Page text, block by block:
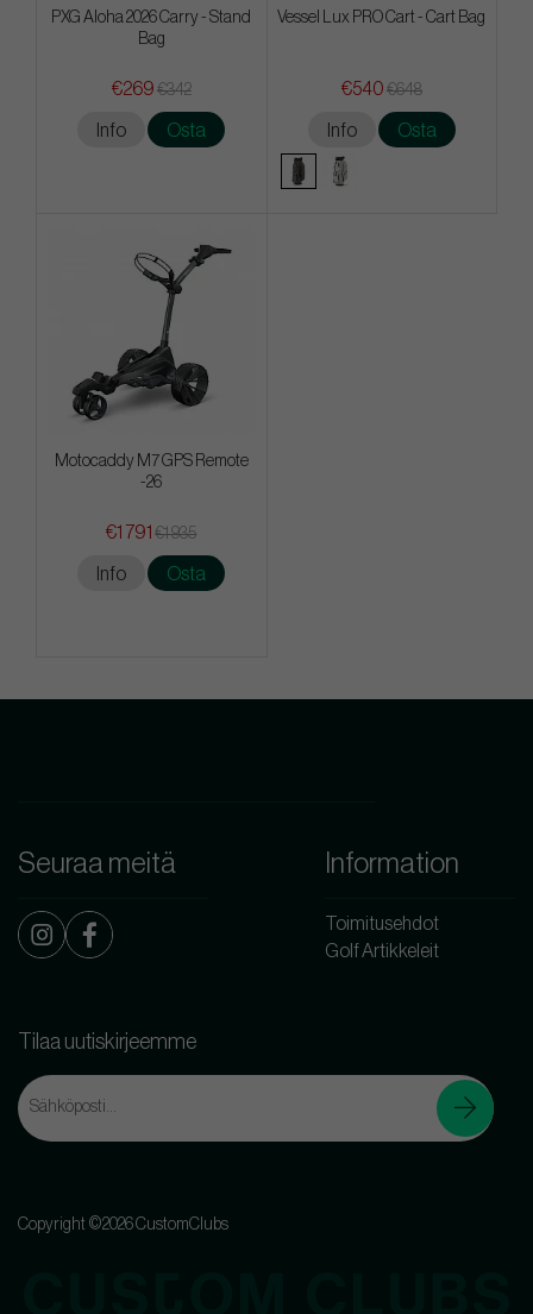
PXG Aloha 2026 Carry - Stand
Bag
€269 €342
Info Osta
Vessel Lux PRO Cart - Cart Bag
€540 €648
Info Osta
Motocaddy M7 GPS Remote
-26
€1 791 €1 935
Info Osta
Seuraa meitä Information
Toimitusehdot
Golf Artikkeleit
Tilaa uutiskirjeemme
Copyright ©2026 CustomClubs